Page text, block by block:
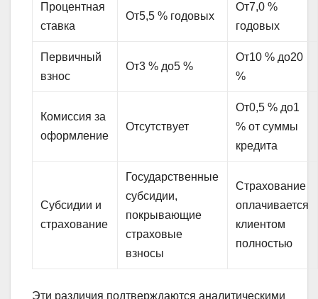
Процентная
ставка
От5,5 % годовых
От7,0 %
годовых
Первичный
взнос
От3 % до5 %
От10 % до20
%
Комиссия за
оформление
Отсутствует
От0,5 % до1
% от суммы
кредита
Субсидии и
страхование
Государственные
субсидии,
покрывающие
страховые
взносы
Страхование
оплачивается
клиентом
полностью
Эти различия подтверждаются аналитическими